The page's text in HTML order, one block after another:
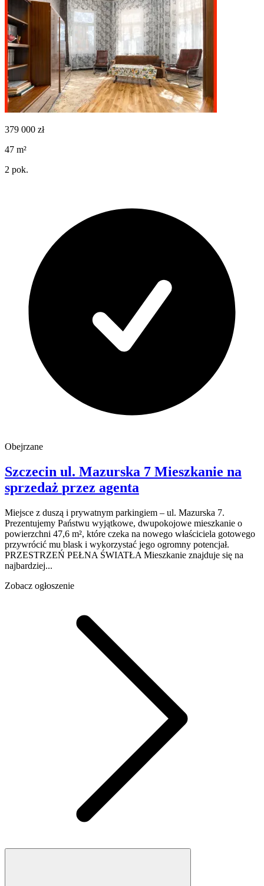
379 000 zł
47 m²
2 pok.
Obejrzane
Szczecin ul. Mazurska 7 Mieszkanie na
sprzedaż przez agenta
Miejsce z duszą i prywatnym parkingiem – ul. Mazurska 7.
Prezentujemy Państwu wyjątkowe, dwupokojowe mieszkanie o
powierzchni 47,6 m², które czeka na nowego właściciela gotowego
przywrócić mu blask i wykorzystać jego ogromny potencjał.
PRZESTRZEŃ PEŁNA ŚWIATŁA Mieszkanie znajduje się na
najbardziej...
Zobacz ogłoszenie